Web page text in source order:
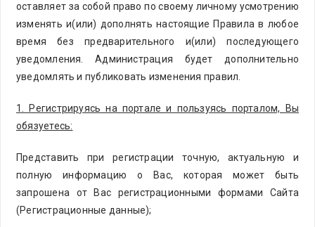
оставляет за собой право по своему личному усмотрению
изменять и(или) дополнять настоящие Правила в любое
время без предварительного и(или) последующего
уведомления. Администрация будет дополнительно
уведомлять и публиковать изменения правил.
1. Регистрируясь на портале и пользуясь порталом, Вы
обязуетесь:
Представить при регистрации точную, актуальную и
полную информацию о Вас, которая может быть
запрошена от Вас регистрационными формами Сайта
(Регистрационные данные);